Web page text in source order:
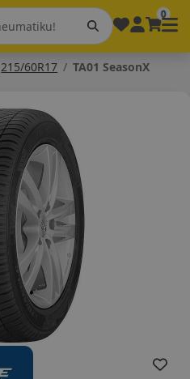
0
215/60R17 TA01 SeasonX